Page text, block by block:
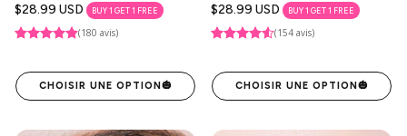
Prix
habituel
$28.99 USD BUY 1 GET 1 FREE
(180 avis)
CHOISIR UNE OPTION🎃
Prix
habituel
$28.99 USD BUY 1 GET 1 FREE
(154 avis)
CHOISIR UNE OPTION🎃